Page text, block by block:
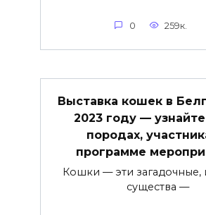
0 259к.
Выставка кошек в
2023 году —
породах,
программе
Кошки — эти загадочные,
существа —